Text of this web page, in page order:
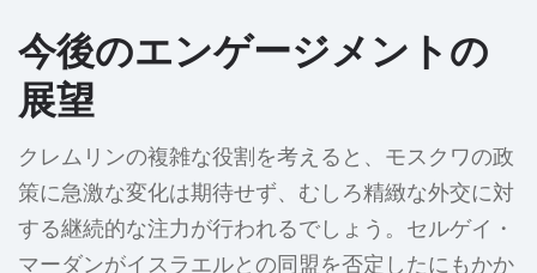
今後のエンゲージメントの
展望
クレムリンの複雑な役割を考えると、モスクワの政
策に急激な変化は期待せず、むしろ精緻な外交に対
する継続的な注力が行われるでしょう。セルゲイ・
マーダンがイスラエルとの同盟を否定したにもかか